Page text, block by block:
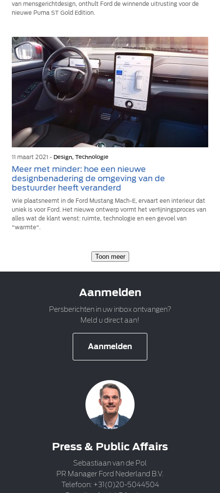
van mensgerichtdesign, onthult Ford de winnende uitrusting voor de
nieuwe Puma ST Gold Edition.
11 maart 2021 - Design, Technologie
Meer met minder: hoe een nieuwe
designbenadering de omgeving van de
bestuurder heeft veranderd
Wie plaatsneemt in de Ford Mustang Mach-E, ervaart een interieur dat
uniek is voor Ford. Het nieuwe ontwerp vormt het verfijningsproces van
alles wat de klant wenst: ruimte, technologie en een gevoel van
"warmte".
Toon meer
Aanmelden
Persberichten in uw inbox ontvangen?
Meld u direct aan!
Aanmelden
Press & Public Affairs
Sebastiaan van de Pol
PR Manager Ford Nederland B.V.
Telefoon: +31(0)20-5044504